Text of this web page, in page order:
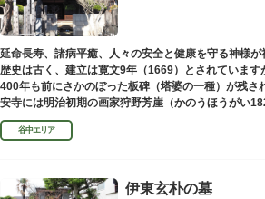
延命長寿、諸病平癒、人々の安全と健康を守る神様
歴史は古く、建立は寛文9年（1669）とされています
400年も前にさかのぼった板碑（塔婆の一種）が残さ
安寺には明治初期の画家狩野芳崖（かのうほうがい
ります。
谷中エリア
伊東玄朴の墓